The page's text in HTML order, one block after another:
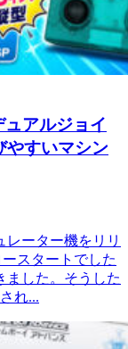
アルジョイ
やすいマシン
ーター機をリリ
スタートでした
ました。そうした
れ...